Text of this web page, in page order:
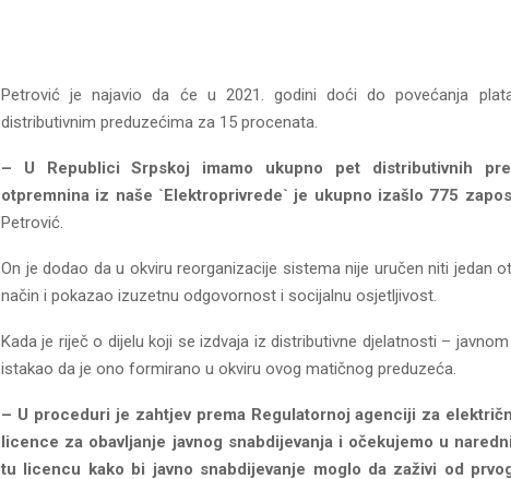
Petrović je najavio da će u 2021. godini doći do povećanja
distributivnim preduzećima za 15 procenata.
– U Republici Srpskoj imamo ukupno pet distributivnih
otpremnina iz naše `Elektroprivrede` je ukupno izašlo 775
Petrović.
On je dodao da u okviru reorganizacije sistema nije uručen niti jedan
način i pokazao izuzetnu odgovornost i socijalnu osjetljivost.
Kada je riječ o dijelu koji se izdvaja iz distributivne djelatnosti –
istakao da je ono formirano u okviru ovog matičnog preduzeća.
– U proceduri je zahtjev prema Regulatornoj agenciji za
licence za obavljanje javnog snabdijevanja i očekujemo u
tu licencu kako bi javno snabdijevanje moglo da zaživi od